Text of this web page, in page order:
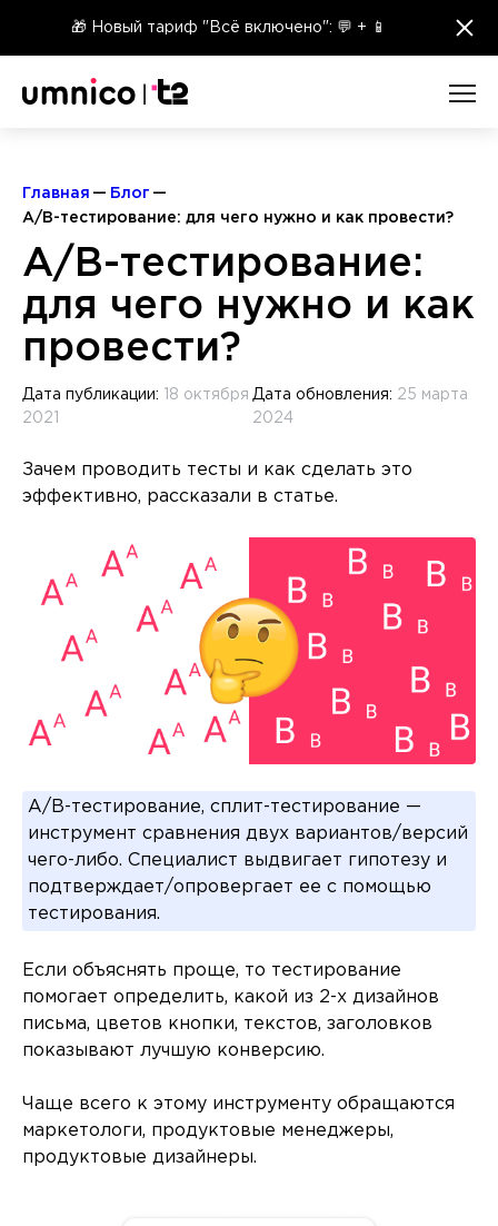
🎁 Новый тариф "Всё включено": 💬 + 📱 ×
Главная
Блог
A/B-тестирование: для чего нужно и как провести?
A/B-тестирование:
для чего нужно и как
провести?
Дата публикации:
18 октября
2021
Дата обновления: 25 марта
2024
Зачем проводить тесты и как сделать это
эффективно, рассказали в статье.
A/B-тестирование, сплит-тестирование —
инструмент сравнения двух вариантов/версий
чего-либо. Специалист выдвигает гипотезу и
подтверждает/опровергает ее с помощью
тестирования.
Если объяснять проще, то тестирование
помогает определить, какой из 2-х дизайнов
письма, цветов кнопки, текстов, заголовков
показывают лучшую конверсию.
Чаще всего к этому инструменту обращаются
маркетологи, продуктовые менеджеры,
продуктовые дизайнеры.